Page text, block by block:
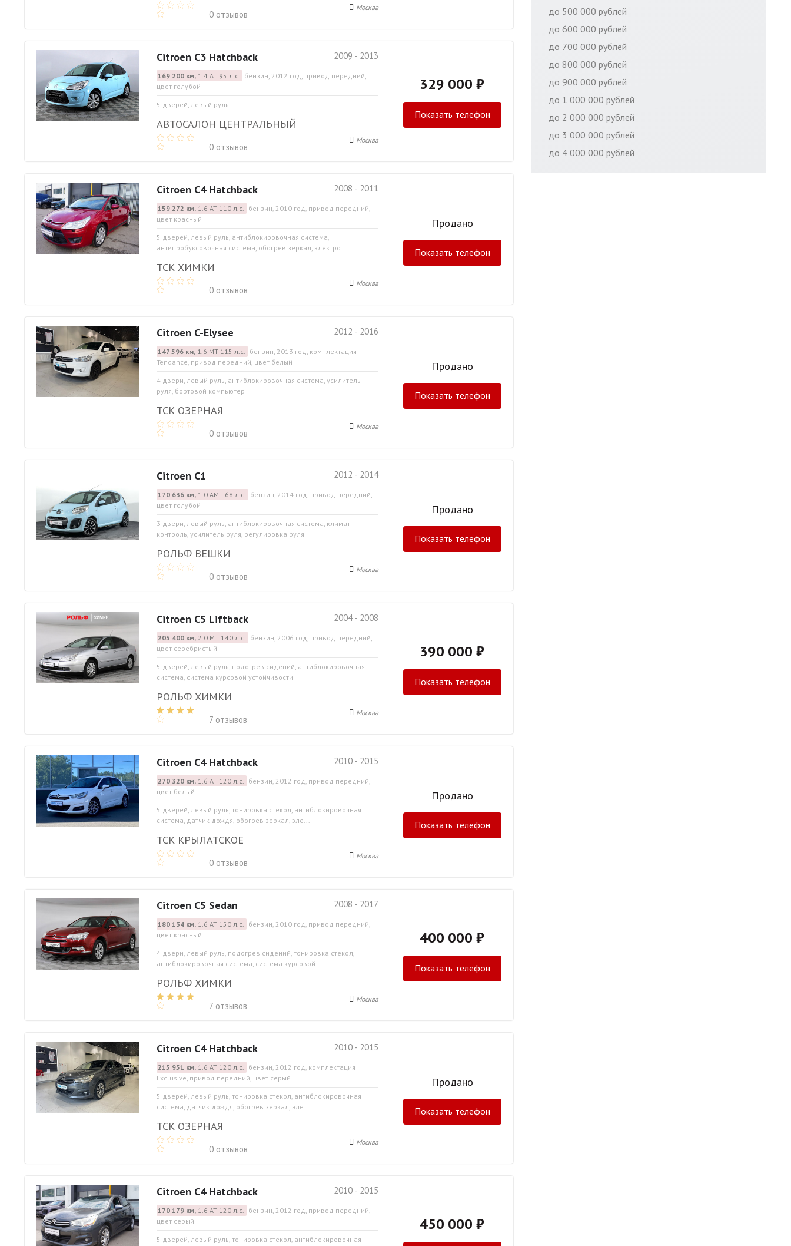
0 отзывов
Москва
2009 - 2013
Citroen C3 Hatchback
169 200 км,1.4 АТ 95 л.с. бензин, 2012 год, привод передний,
цвет голубой
5 дверей, левый руль
АВТОСАЛОН ЦЕНТРАЛЬНЫЙ
0 отзывов
Москва
329 000 ₽
Показать телефон
2008 - 2011
Citroen C4 Hatchback
159 272 км,1.6 АТ 110 л.с. бензин, 2010 год, привод передний,
цвет красный
5 дверей, левый руль, антиблокировочная система,
антипробуксовочная система, обогрев зеркал, электро...
ТСК ХИМКИ
0 отзывов
Москва
Продано
Показать телефон
2012 - 2016
Citroen C-Elysee
147 596 км,1.6 МТ 115 л.с. бензин, 2013 год, комплектация
Tendance, привод передний, цвет белый
4 двери, левый руль, антиблокировочная система, усилитель
руля, бортовой компьютер
ТСК ОЗЕРНАЯ
0 отзывов
Москва
Продано
Показать телефон
2012 - 2014
Citroen C1
170 636 км,1.0 АМТ 68 л.с. бензин, 2014 год, привод передний,
цвет голубой
3 двери, левый руль, антиблокировочная система, климат-
контроль, усилитель руля, регулировка руля
РОЛЬФ ВЕШКИ
0 отзывов
Москва
Продано
Показать телефон
2004 - 2008
Citroen C5 Liftback
205 400 км,2.0 МТ 140 л.с. бензин, 2006 год, привод передний,
цвет серебристый
5 дверей, левый руль, подогрев сидений, антиблокировочная
система, система курсовой устойчивости
РОЛЬФ ХИМКИ
7 отзывов
Москва
390 000 ₽
Показать телефон
2010 - 2015
Citroen C4 Hatchback
270 320 км,1.6 АТ 120 л.с. бензин, 2012 год, привод передний,
цвет белый
5 дверей, левый руль, тонировка стекол, антиблокировочная
система, датчик дождя, обогрев зеркал, эле...
ТСК КРЫЛАТСКОЕ
0 отзывов
Москва
Продано
Показать телефон
2008 - 2017
Citroen C5 Sedan
180 134 км,1.6 АТ 150 л.с. бензин, 2010 год, привод передний,
цвет красный
4 двери, левый руль, подогрев сидений, тонировка стекол,
антиблокировочная система, система курсовой...
РОЛЬФ ХИМКИ
7 отзывов
Москва
400 000 ₽
Показать телефон
2010 - 2015
Citroen C4 Hatchback
215 951 км,1.6 АТ 120 л.с. бензин, 2012 год, комплектация
Exclusive, привод передний, цвет серый
5 дверей, левый руль, тонировка стекол, антиблокировочная
система, датчик дождя, обогрев зеркал, эле...
ТСК ОЗЕРНАЯ
0 отзывов
Москва
Продано
Показать телефон
2010 - 2015
Citroen C4 Hatchback
170 179 км,1.6 АТ 120 л.с. бензин, 2012 год, привод передний,
цвет серый
5 дверей, левый руль, тонировка стекол, антиблокировочная
450 000 ₽
до 500 000 рублей
до 600 000 рублей
до 700 000 рублей
до 800 000 рублей
до 900 000 рублей
до 1 000 000 рублей
до 2 000 000 рублей
до 3 000 000 рублей
до 4 000 000 рублей